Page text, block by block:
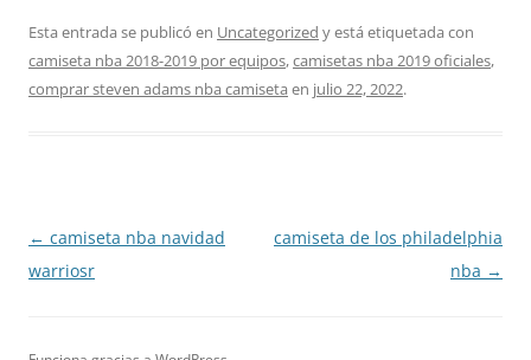
Esta entrada se publicó en Uncategorized y está etiquetada con
camiseta nba 2018-2019 por equipos,camisetas nba 2019 oficiales,
comprar steven adams nba camiseta en julio 22, 2022.
Navegación
de
← camiseta nba navidad
warriosr
camiseta de los philadelphia
nba →